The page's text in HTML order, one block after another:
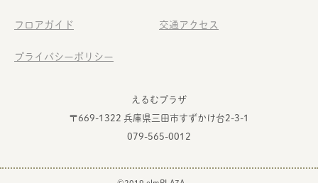
フロアガイド 交通アクセス
プライバシーポリシー
えるむプラザ
〒669-1322 兵庫県三田市すずかけ台2-3-1
079-565-0012